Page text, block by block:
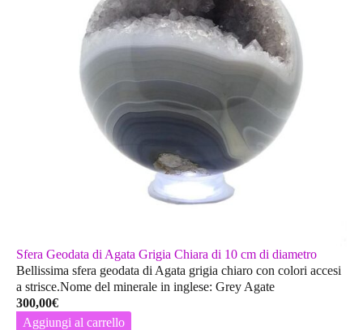
Sfera Geodata di Agata Grigia Chiara di 10 cm di diametro
Bellissima sfera geodata di Agata grigia chiaro con colori accesi
a strisce.Nome del minerale in inglese: Grey Agate
300,00€
Aggiungi al carrello